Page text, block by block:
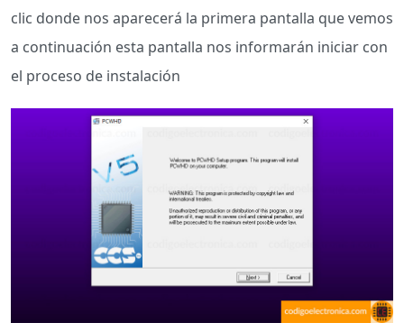
clic donde nos aparecerá la primera pantalla que vemos
a continuación esta pantalla nos informarán iniciar con
el proceso de instalación